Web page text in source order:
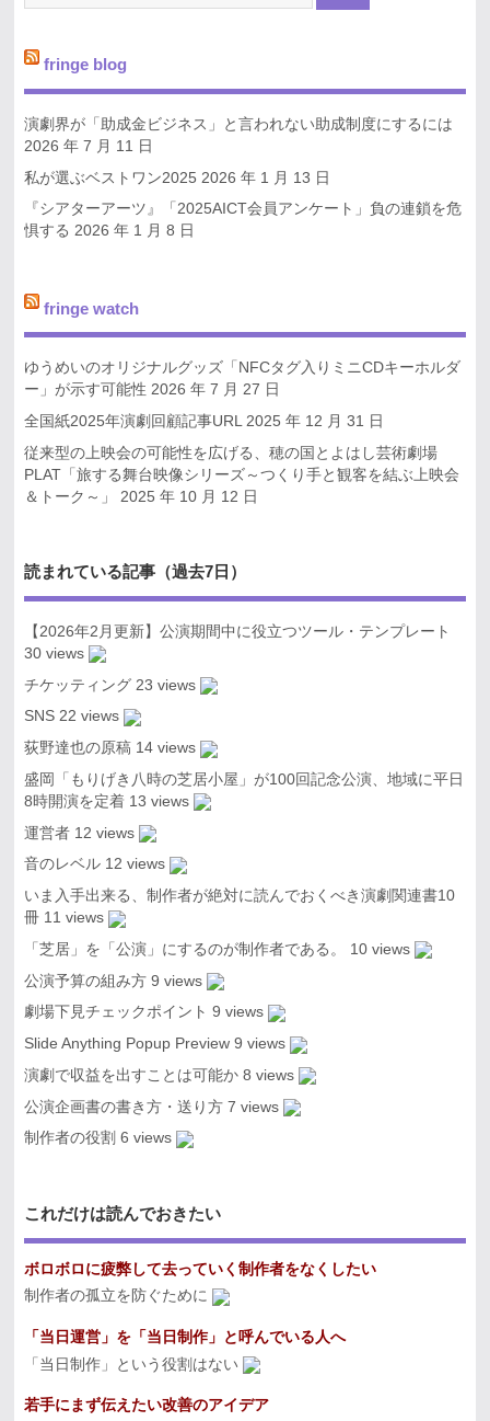
fringe blog
演劇界が「助成金ビジネス」と言われない助成制度にするには
2026 年 7 月 11 日
私が選ぶベストワン2025 2026 年 1 月 13 日
『シアターアーツ』「2025AICT会員アンケート」負の連鎖を危
惧する 2026 年 1 月 8 日
fringe watch
ゆうめいのオリジナルグッズ「NFCタグ入りミニCDキーホルダ
ー」が示す可能性 2026 年 7 月 27 日
全国紙2025年演劇回顧記事URL
2025 年 12 月 31 日
従来型の上映会の可能性を広げる、穂の国とよはし芸術劇場
PLAT「旅する舞台映像シリーズ～つくり手と観客を結ぶ上映会
＆トーク～」
2025 年 10 月 12 日
読まれている記事（過去7日）
【2026年2月更新】公演期間中に役立つツール・テンプレート
30 views
チケッティング 23 views
SNS 22 views
荻野達也の原稿 14 views
盛岡「もりげき八時の芝居小屋」が100回記念公演、地域に平日
8時開演を定着 13 views
運営者 12 views
音のレベル 12 views
いま入手出来る、制作者が絶対に読んでおくべき演劇関連書10
冊 11 views
「芝居」を「公演」にするのが制作者である。
10 views
公演予算の組み方 9 views
劇場下見チェックポイント 9 views
Slide Anything Popup Preview 9 views
演劇で収益を出すことは可能か 8 views
公演企画書の書き方・送り方 7 views
制作者の役割 6 views
これだけは読んでおきたい
ボロボロに疲弊して去っていく制作者をなくしたい
制作者の孤立を防ぐために
「当日運営」を「当日制作」と呼んでいる人へ
「当日制作」という役割はない
若手にまず伝えたい改善のアイデア